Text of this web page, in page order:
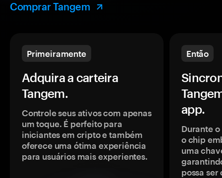
Comprar Tangem
Primeiramente
Adquira a carteira
Tangem.
Controle seus ativos com apenas
um toque. É perfeito para
iniciantes em cripto e também
oferece uma ótima experiência
para usuários mais experientes.
Então
app.
Durante
o chip
uma
possa